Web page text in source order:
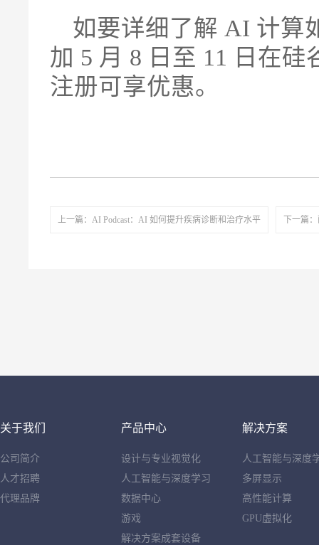
如要详细了解 AI 计算
加 5 月 8 日至 11 日在
注册可享优惠。
上一篇：AI Podcast：AI 如何提升疾病诊断和治疗水平 下一篇
关于我们
公司简介
人才招聘
代理品牌
产品中心
设计与专业视觉化
人工智能与深度学习
数据中心
游戏
解决方案成套设备
解决方案
人工智能与深度
多屏显示
高性能计算
GPU虚拟化